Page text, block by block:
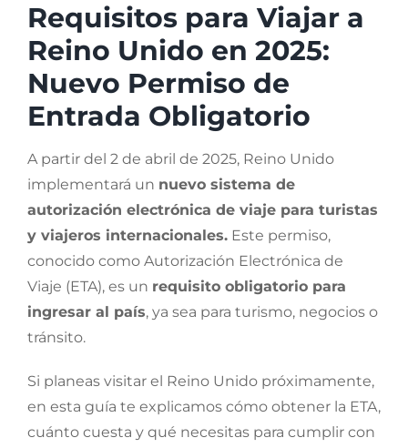
Requisitos para Viajar a
Reino Unido en 2025:
Nuevo Permiso de
Entrada Obligatorio
A partir del 2 de abril de 2025, Reino Unido
implementará un nuevo sistema de
autorización electrónica de viaje para turistas
y viajeros internacionales.Este permiso,
conocido como Autorización Electrónica de
Viaje (ETA), es un requisito obligatorio para
ingresar al país, ya sea para turismo, negocios o
tránsito.
Si planeas visitar el Reino Unido próximamente,
en esta guía te explicamos cómo obtener la ETA,
cuánto cuesta y qué necesitas para cumplir con